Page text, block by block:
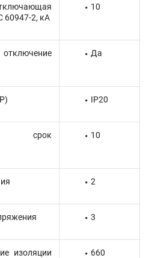
60947-2, кА
10
Да
IP20
срок
10
2
3
изоляции
660